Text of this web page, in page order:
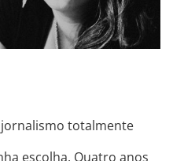
totalmente
escolha. Quatro anos